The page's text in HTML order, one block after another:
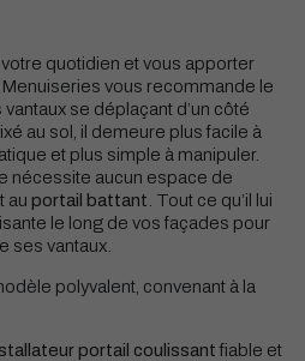
quotidien et vous apporter
vous recommande le
vantaux se déplaçant d’un côté
au sol, il demeure plus facile à
et plus simple à manipuler.
nécessite aucun espace de
au portail battant . Tout ce qu’il lui
le long de vos façades pour
ses vantaux.
polyvalent, convenant à la
portail coulissantfiable et